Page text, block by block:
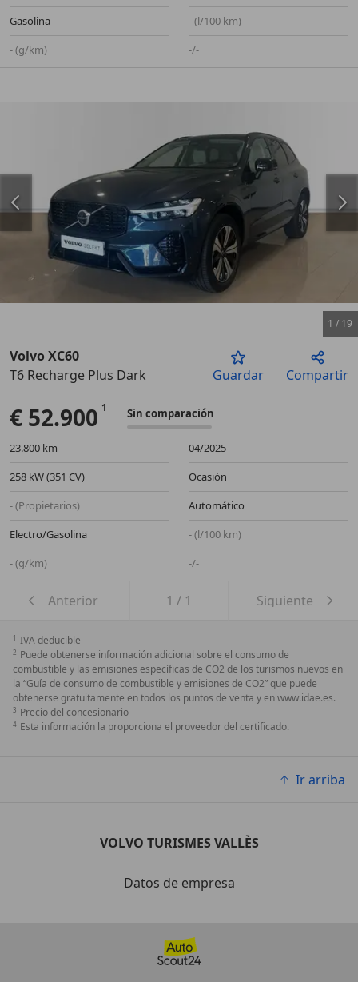
Gasolina
- (l/100 km)
- (g/km)
-/-
Anterior
1 / 19
Volvo XC60
T6 Recharge Plus Dark
Guardar Compartir
€ 52.900 Sin comparación
23.800 km
04/2025
258 kW (351 CV)
Ocasión
- (Propietarios)
Automático
Electro/Gasolina
- (l/100 km)
- (g/km)
-/-
Anterior 1 / 1 Siguiente
1 IVA deducible
2 Puede obtenerse información adicional sobre el consumo de
combustible y las emisiones específicas de CO2 de los turismos nuevos en
la “Guía de consumo de combustible y emisiones de CO2” que puede
obtenerse gratuitamente en todos los puntos de venta y en www.idae.es.
3 Precio del concesionario
4 Esta información la proporciona el proveedor del certificado.
Ir arriba
VOLVO TURISMES VALLÈS
Datos de empresa